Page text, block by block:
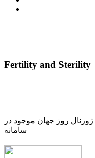
Fertility and Sterility
دسترسی یکساله به بیش از ۵۰۰ ژورنال روز جهان موجود در
سامانه